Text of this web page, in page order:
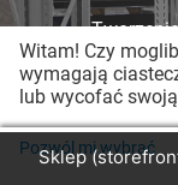
Sklep
Witam! Czy
wymagają
lub wycofać
Pozwól mi wybrać